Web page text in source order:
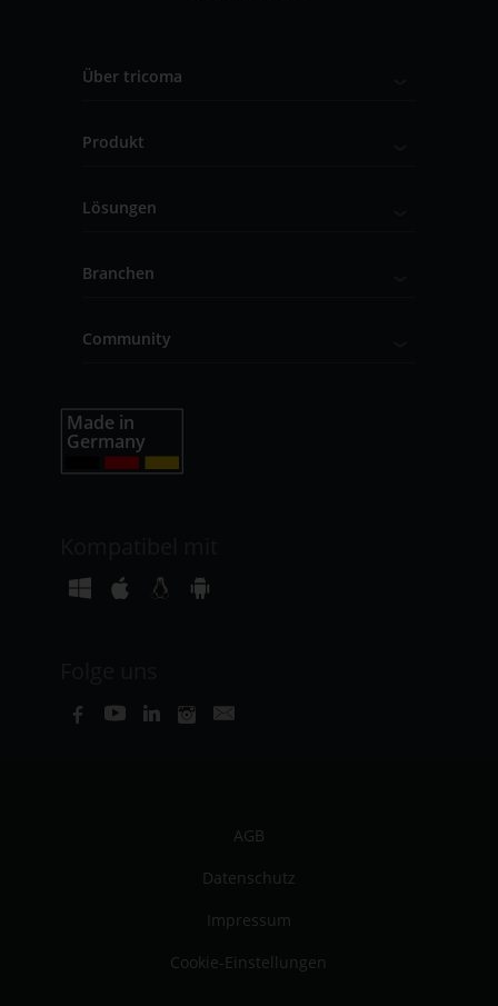
Über tricoma
Produkt
Lösungen
Branchen
Community
AGB
Datenschutz
Impressum
Cookie-Einstellungen